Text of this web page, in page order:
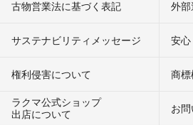
古物営業法に基づく表記 外
サステナビリティメッセージ 安
権利侵害について
商
ラクマ公式ショップ
出店について
お